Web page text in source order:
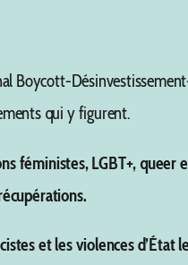
Boycott-
qui y figurent.
féministes, LGBT+,
et les violences d’État